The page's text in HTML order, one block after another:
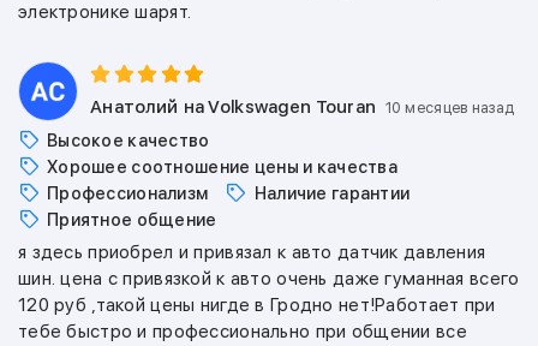
электронике шарят.
Анатолий на Volkswagen Touran 10 месяцев назад
Высокое качество
Хорошее соотношение цены и качества
Профессионализм
Наличие гарантии
Приятное общение
я здесь приобрел и привязал к авто датчик давления
шин. цена с привязкой к авто очень даже гуманная всего
120 руб ,такой цены нигде в Гродно нет!Работает при
тебе быстро и профессионально при общении все